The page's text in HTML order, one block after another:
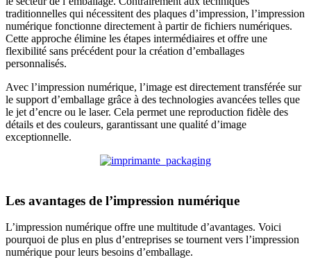
traditionnelles qui nécessitent des plaques d’impression, l’impression
numérique fonctionne directement à partir de fichiers numériques.
Cette approche élimine les étapes intermédiaires et offre une
flexibilité sans précédent pour la création d’emballages
personnalisés.
Avec l’impression numérique, l’image est directement transférée sur
le support d’emballage grâce à des technologies avancées telles que
le jet d’encre ou le laser. Cela permet une reproduction fidèle des
détails et des couleurs, garantissant une qualité d’image
exceptionnelle.
Les avantages de l’impression numérique
L’impression numérique offre une multitude d’avantages. Voici
pourquoi de plus en plus d’entreprises se tournent vers l’impression
numérique pour leurs besoins d’emballage.